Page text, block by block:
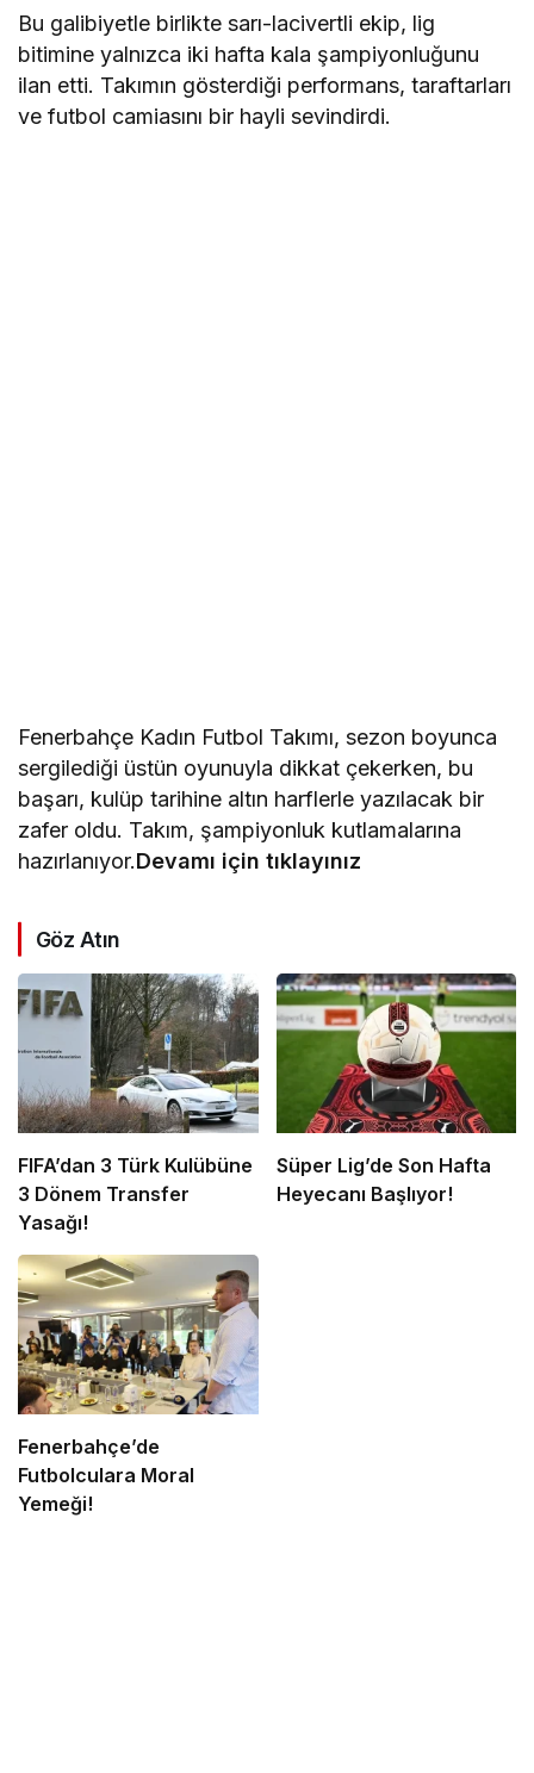
Bu galibiyetle birlikte sarı-lacivertli ekip, lig
bitimine yalnızca iki hafta kala şampiyonluğunu
ilan etti. Takımın gösterdiği performans, taraftarları
ve futbol camiasını bir hayli sevindirdi.
Fenerbahçe Kadın Futbol Takımı, sezon boyunca
sergilediği üstün oyunuyla dikkat çekerken, bu
başarı, kulüp tarihine altın harflerle yazılacak bir
zafer oldu. Takım, şampiyonluk kutlamalarına
hazırlanıyor.Devamı için tıklayınız
Göz Atın
FIFA’dan 3 Türk Kulübüne
3 Dönem Transfer
Yasağı!
Süper Lig’de Son Hafta
Heyecanı Başlıyor!
Fenerbahçe’de
Futbolculara Moral
Yemeği!